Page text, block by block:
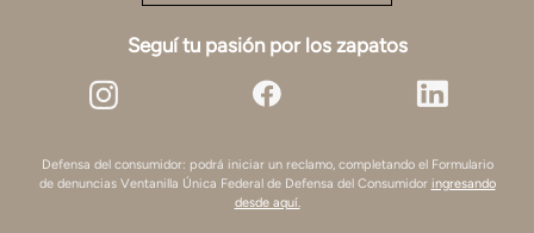
Seguí tu pasión por los zapatos
Defensa del consumidor: podrá iniciar un reclamo, completando el Formulario
de denuncias Ventanilla Única Federal de Defensa del Consumidor ingresando
desde aquí.